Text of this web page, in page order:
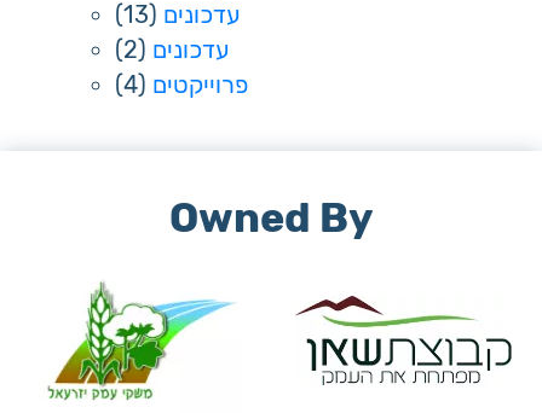
עדכונים (13)
עדכונים (2)
פרוייקטים (4)
Owned By